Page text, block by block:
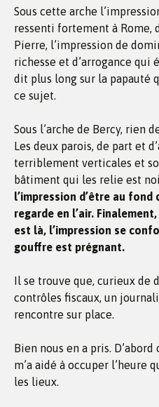
Sous cette arche
ressenti fortement à Rome,
Pierre, l’impression de
richesse et d’arrogance qui
dit plus long sur la papauté
ce sujet.
Sous l’arche de Bercy, rien
Les deux parois, de part et
terriblement verticales et
bâtiment qui les relie est
l’impression d’être au fond
regarde en l’air.
est là, l’impression se
gouffre est prégnant.
Il se trouve que, curieux de
contrôles fiscaux, un
rencontre sur place.
Bien nous en a pris.
m’a aidé à occuper l’heure
les lieux.